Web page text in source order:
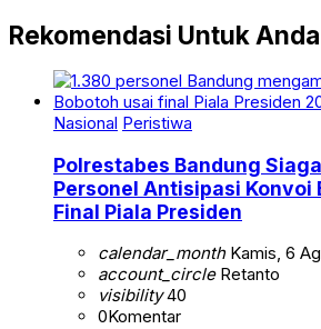
Rekomendasi Untuk Anda
Nasional Peristiwa
Polrestabes Bandung
Personel Antisipasi Konvoi
Final Piala Presiden
calendar_monthKamis, 6
account_circleRetanto
visibility40
0Komentar